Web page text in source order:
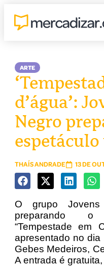
ARTE
d’água’:
Negro
THAÍS ANDRADE 13 DE
O grupo
preparando o
“Tempestade em
apresentado no dia
Gebes Medeiros,
A entrada é